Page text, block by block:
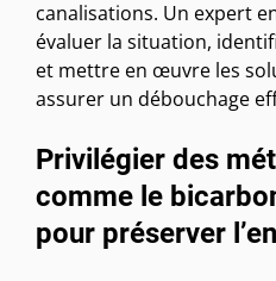
canalisations. Un expert
évaluer la situation,
et mettre en œuvre les
assurer un débouchage
Privilégier des
comme le
pour préserver